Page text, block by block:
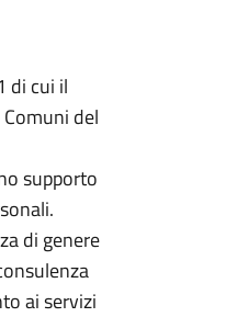
di cui il
del
supporto
di genere
ai servizi